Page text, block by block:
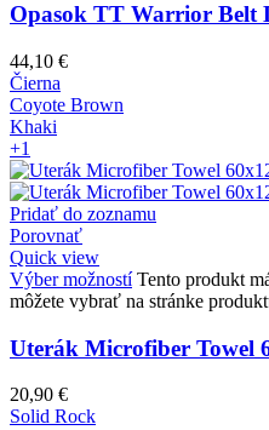
Opasok TT Warrior Belt
44,10 €
Čierna
Coyote Brown
Khaki
+1
Pridať do zoznamu
Porovnať
Quick view
Výber možností Tento produkt
môžete vybrať na stránke
Uterák Microfiber Towel
20,90 €
Solid Rock